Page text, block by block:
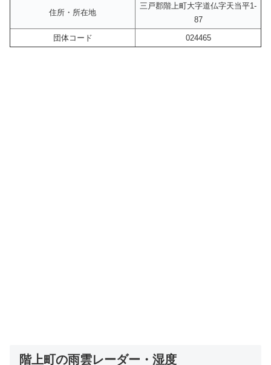
住所・所在地
三戸郡階上町大字道仏字天当平1-
87
団体コード
024465
階上町の雨雲レーダー・湿度